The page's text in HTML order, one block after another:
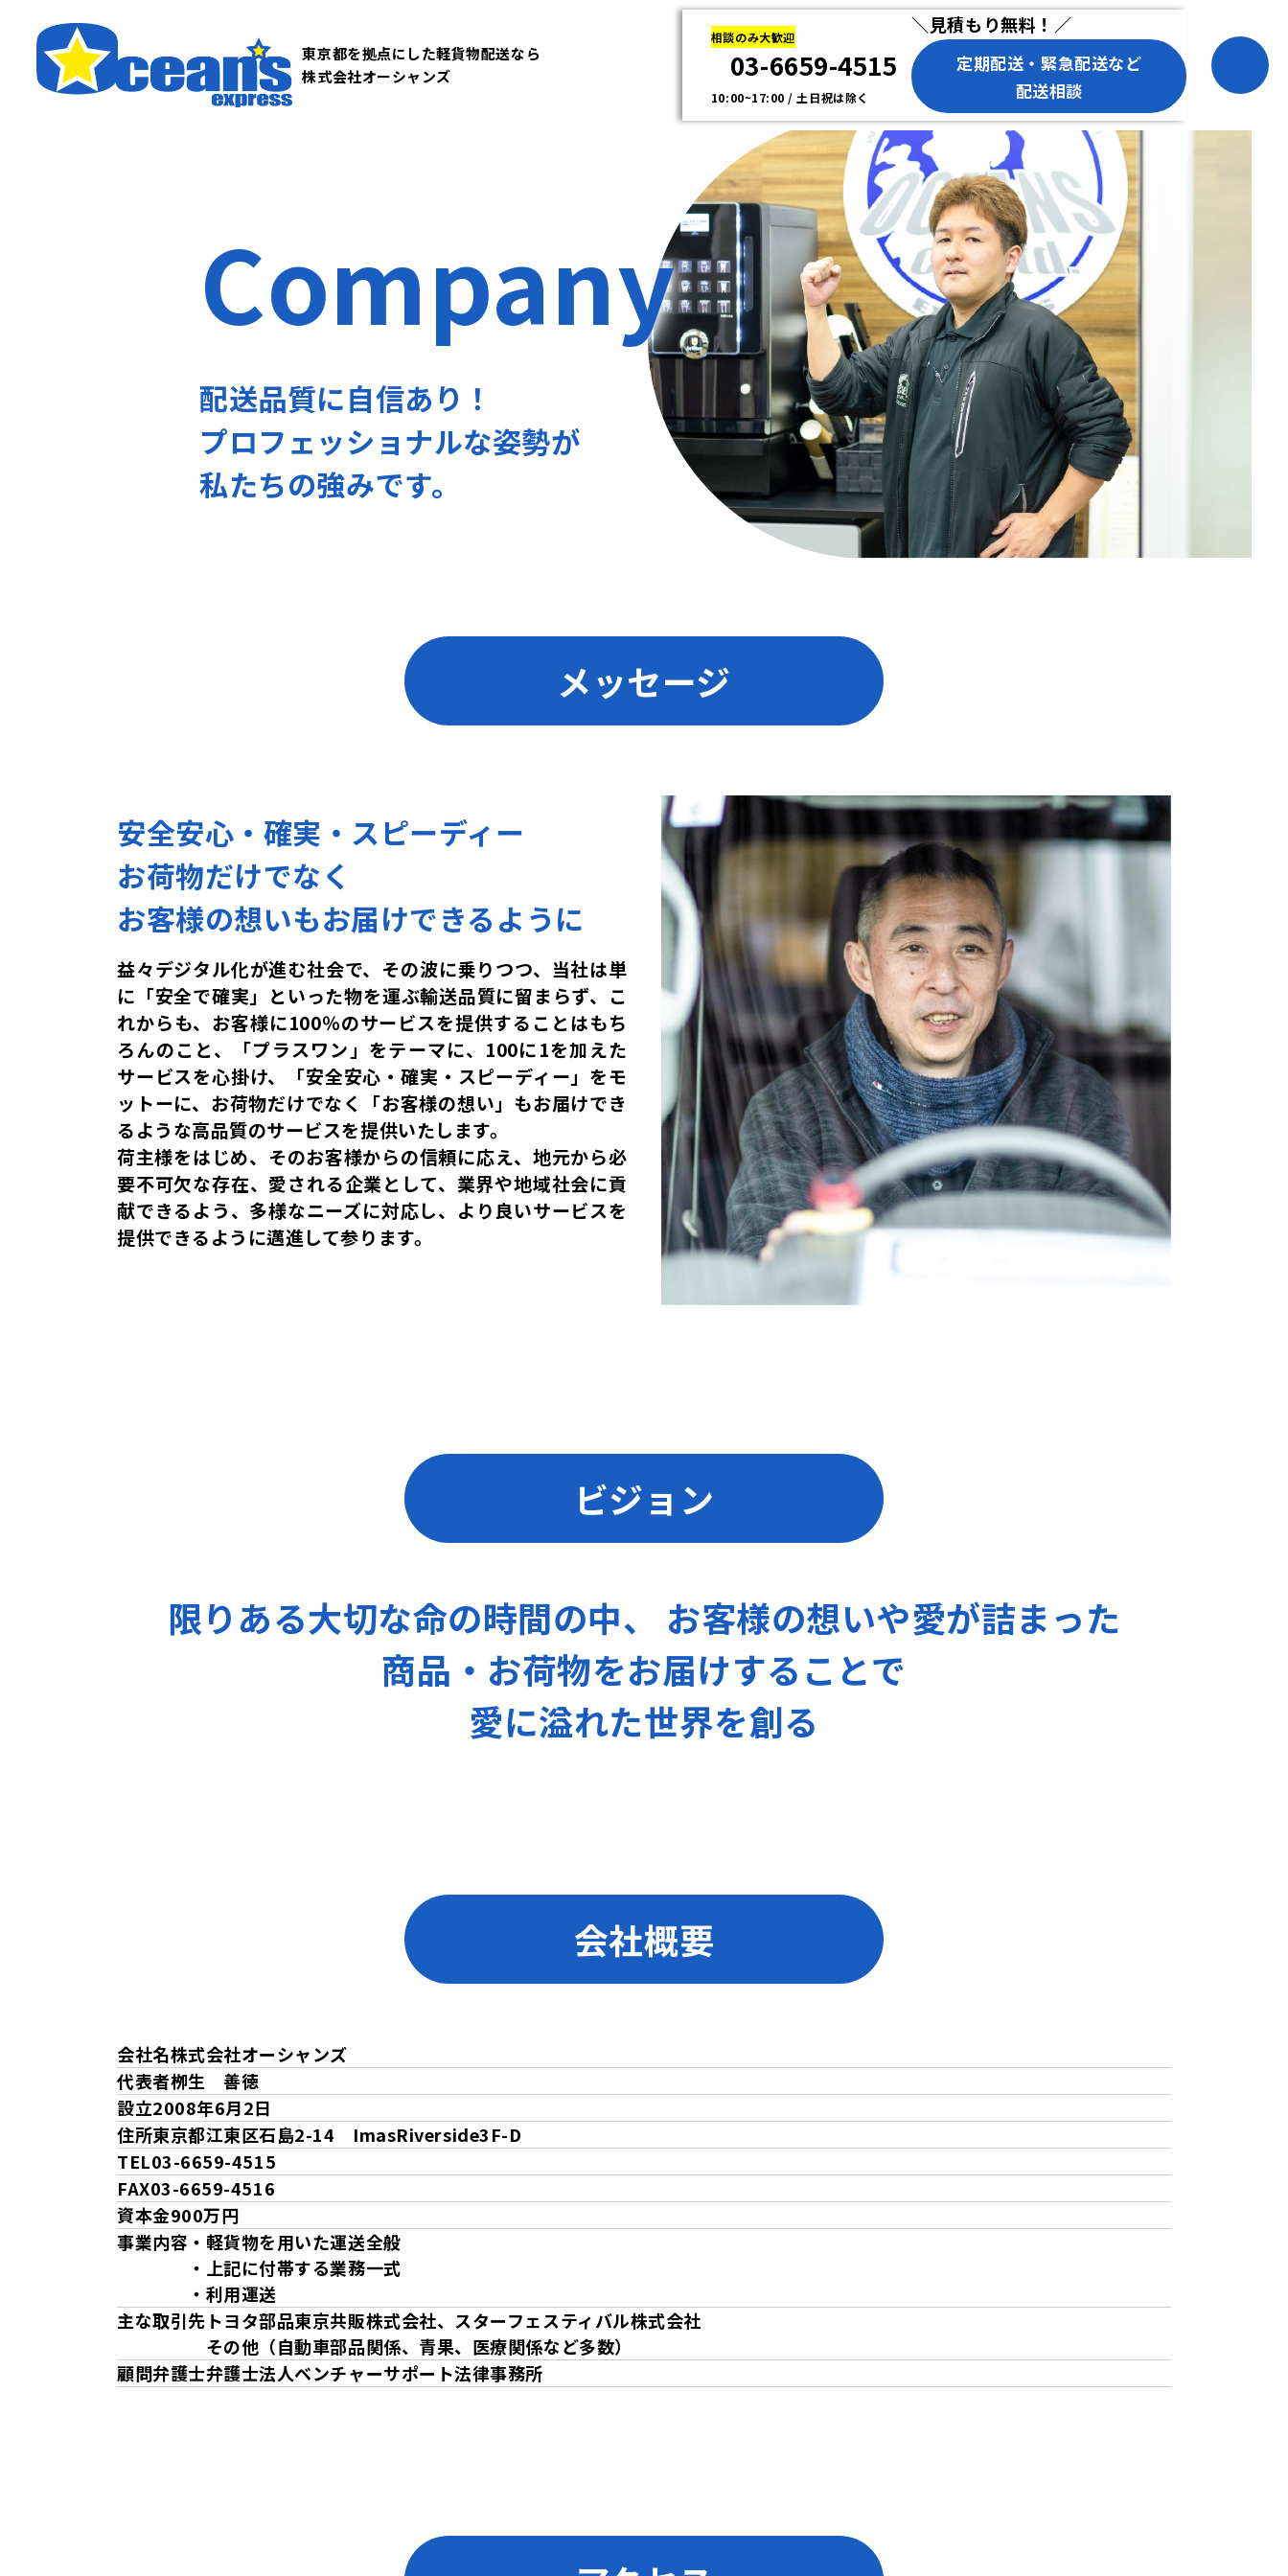
東京都を拠点にした軽貨物配送なら
株式会社オーシャンズ
相談のみ大歓迎
03-6659-4515
10:00~17:00 / 土日祝は除く
＼見積もり無料！／
定期配送・緊急配送など
配送相談
Company
配送品質に自信あり！
プロフェッショナルな姿勢が
私たちの強みです。
メッセージ
安全安心・確実・ スピーディー
お荷物だけでなく
お客様の想いもお届けできるように
益々デジタル化が進む社会で、その波に乗りつつ、当社は単
に「安全で確実」といった物を運ぶ輸送品質に留まらず、こ
れからも、お客様に100％のサービスを提供することはもち
ろんのこと、「プラスワン」をテーマに、100に1を加えた
サービスを心掛け、「安全安心・確実・スピーディー」をモ
ットーに、お荷物だけでなく「お客様の想い」もお届けでき
るような高品質のサービスを提供いたします。
荷主様をはじめ、そのお客様からの信頼に応え、地元から必
要不可欠な存在、愛される企業として、業界や地域社会に貢
献できるよう、多様なニーズに対応し、より良いサービスを
提供できるように邁進して参ります。
ビジョン
限りある大切な命の時間の中、
お客様の想いや愛が詰まった
商品・お荷物をお届けすることで
愛に溢れた世界を創る
会社概要
会社名株式会社オーシャンズ
代表者栁生 善徳
設立2008年6月2日
住所東京都江東区石島2-14 ImasRiverside3F-D
TEL03-6659-4515
FAX03-6659-4516
資本金900万円
事業内容 ・軽貨物を用いた運送全般
・上記に付帯する業務一式
・利用運送
主な取引先 トヨタ部品東京共販株式会社、スターフェスティバル株式会社
その他（自動車部品関係、青果、医療関係など多数）
顧問弁護士弁護士法人ベンチャーサポート法律事務所